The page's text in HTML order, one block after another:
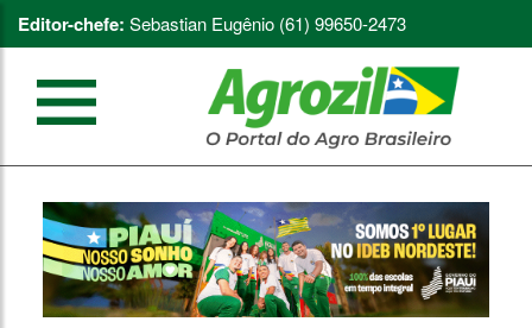
Editor-chefe: Sebastian Eugênio (61) 99650-2473